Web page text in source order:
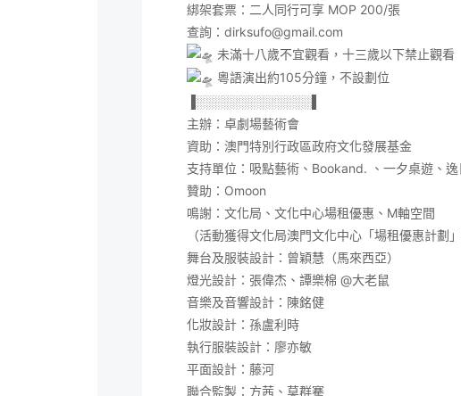
綁架套票：二人同行可享 MOP 200/張
查詢：dirksufo@gmail.com
未滿十八歲不宜觀看，十三歲以下禁止觀看
粵語演出約105分鐘，不設劃位
▐░░░░░░░░░░░░░▌
主辦：卓劇場藝術會
資助：澳門特別行政區政府文化發展基金
支持單位：吸點藝術、Bookand. 、一夕桌遊、
贊助：Omoon
鳴謝：文化局、文化中心場租優惠、M軸空間
（活動獲得文化局澳門文化中心「場租優惠計劃
舞台及服裝設計：曾穎慧（馬來西亞）
燈光設計：張偉杰、譚樂棉 @大老鼠
音樂及音響設計：陳銘健
化妝設計：孫盧利時
執行服裝設計：廖亦敏
平面設計：藤河
聯合監製：方茜、莫群騫